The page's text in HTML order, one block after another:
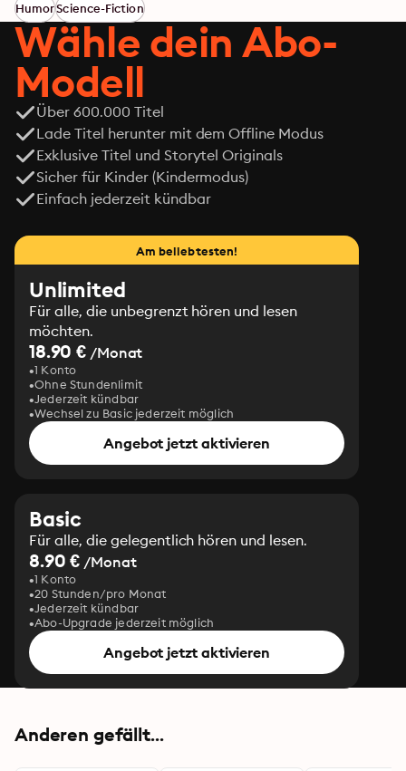
HumorScience-Fiction
Wähle dein Abo-
Modell
Über 600.000 Titel
Lade Titel herunter mit dem Offline Modus
Exklusive Titel und Storytel Originals
Sicher für Kinder (Kindermodus)
Einfach jederzeit kündbar
Am beliebtesten!
Unlimited
Für alle, die unbegrenzt hören und lesen
möchten.
18.90 € /Monat
1 Konto
Ohne Stundenlimit
Jederzeit kündbar
Wechsel zu Basic jederzeit möglich
Angebot jetzt aktivieren
Basic
Für alle, die gelegentlich hören und lesen.
8.90 € /Monat
1 Konto
20 Stunden/pro Monat
Jederzeit kündbar
Abo-Upgrade jederzeit möglich
Angebot jetzt aktivieren
Anderen gefällt...